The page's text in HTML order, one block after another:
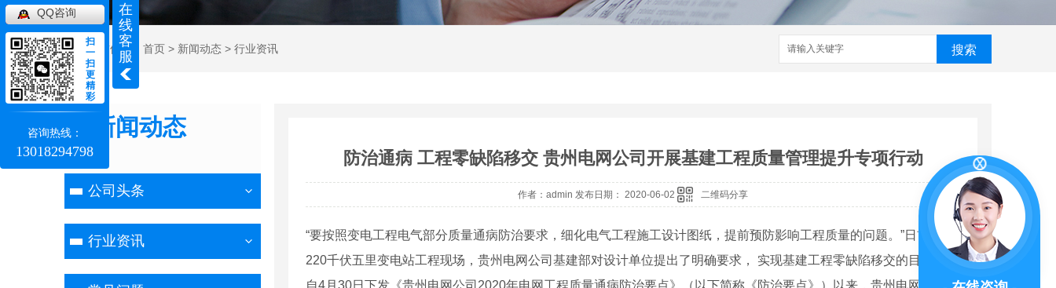
当前位置： 首页 > 新闻动态 > 行业资讯 搜索
新闻动态
NEWS
公司头条
行业资讯
防治通病 工程零缺陷移交 贵州电网公司开展基建工程质量管理提升专项行动
作者：admin 发布日期： 2020-06-02 二维码分享
“要按照变电工程电气部分质量通病防治要求，细化电气工程施工设计图纸，提前预防影响工程质量的问题。 ”日前，在
220千伏五里变电站工程现场，贵州电网公司基建部对设计单位提出了明确要求， 实现基建工程零缺陷移交的目标。
自4月 30日下发《贵州电网公司 2020年电网工程质量通病防治要点》（以下简称《防治要点》）以来，贵州电网公司多
在
线
客
服
QQ咨询
扫
一
扫
更
精
彩
咨询热线：
13018294798